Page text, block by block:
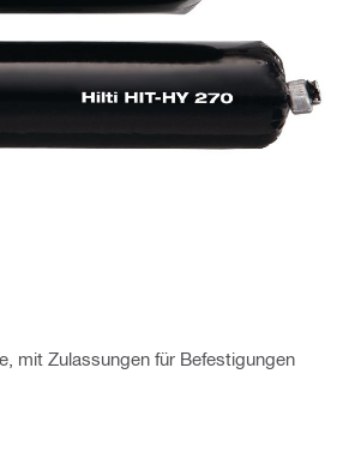
mit Zulassungen für Befestigungen